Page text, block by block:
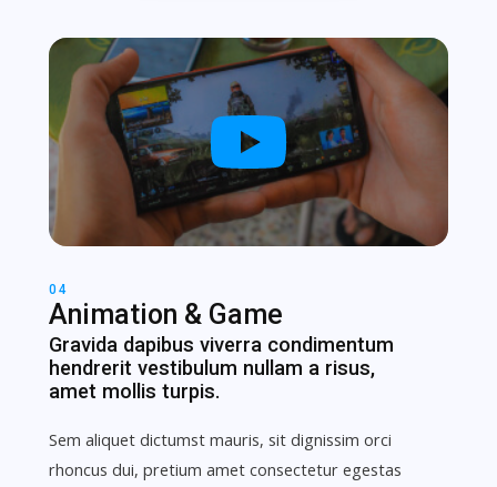
04
Animation & Game
Gravida dapibus viverra condimentum
hendrerit vestibulum nullam a risus,
amet mollis turpis.
Sem aliquet dictumst mauris, sit dignissim orci
rhoncus dui, pretium amet consectetur egestas